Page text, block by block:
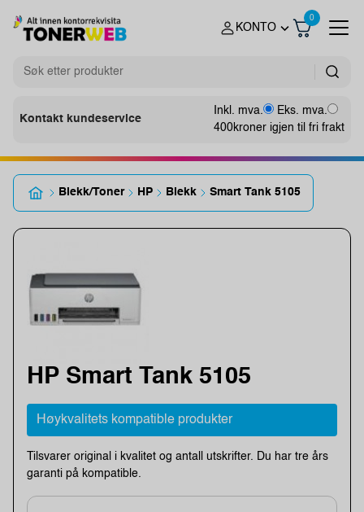
KONTO
0
Kontakt kundeservice
Inkl. mva.
Eks. mva.
400kroner igjen til fri frakt
Blekk/Toner HP Blekk Smart Tank 5105
HP Smart Tank 5105
Høykvalitets kompatible produkter
Tilsvarer original i kvalitet og antall utskrifter. Du har tre års
garanti på kompatible.